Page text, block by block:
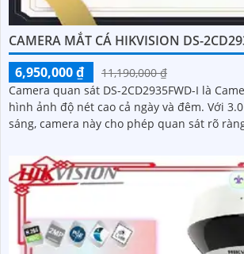
CAMERA MẮT CÁ HIKVISION DS-
6,950,000 ₫
11,190,000 ₫
Camera quan sát DS-2CD2935FWD-I là
hình ảnh độ nét cao cả ngày và đêm. Với 3.0 MP xử lý hình ảnh thiếu
sáng, camera này cho phép quan sát rõ